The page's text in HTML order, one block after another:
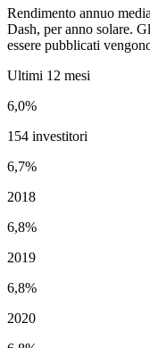
Rendimento annuo
Dash, per anno solare.
essere pubblicati
Ultimi 12 mesi
6,0%
154 investitori
6,7%
2018
6,8%
2019
6,8%
2020